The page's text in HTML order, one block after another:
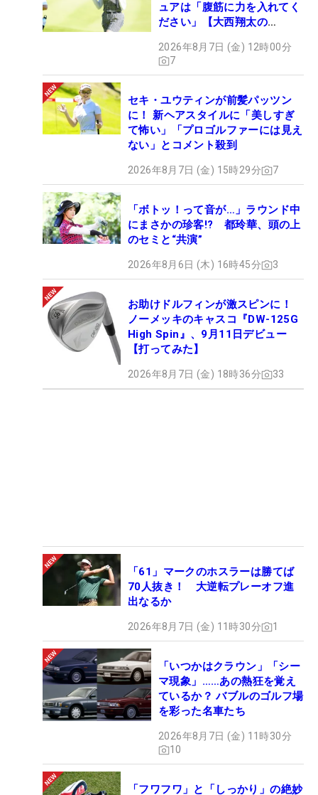
ュアは「腹筋に力を入れてく
ださい」【大西翔太の
2026年8月7日 (金) 12時00分
7
セキ・ユウティンが前髪パッツン
に！ 新ヘアスタイルに「美しすぎ
て怖い」「プロゴルファーには見え
ない」とコメント殺到
2026年8月7日 (金) 15時29分 7
「ボトッ！って音が…」ラウンド中
にまさかの珍客!? 都玲華、頭の上
のセミと“共演”
2026年8月6日 (木) 16時45分 3
お助けドルフィンが激スピンに！
ノーメッキのキャスコ『DW-125G
High Spin』、9月11日デビュー
【打ってみた】
2026年8月7日 (金) 18時36分 33
「61」マークのホスラーは勝てば
70人抜き！ 大逆転プレーオフ進
出なるか
2026年8月7日 (金) 11時30分 1
「いつかはクラウン」「シー
マ現象」……あの熱狂を覚え
ているか？ バブルのゴルフ場
を彩った名車たち
2026年8月7日 (金) 11時30分
10
「フワフワ」と「しっかり」の絶妙